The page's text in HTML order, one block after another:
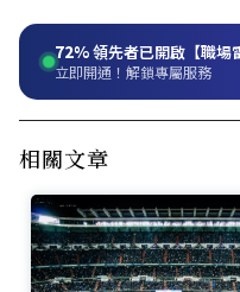
72%領先者已開啟【職場
立即開通！解鎖專屬服務
相關文章